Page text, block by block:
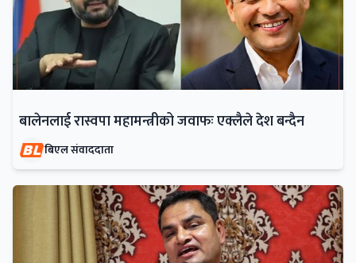
बालेनलाई रास्वपा महामन्त्रीको जवाफः एक्लैले देश बन्दैन
बिएल संवाददाता